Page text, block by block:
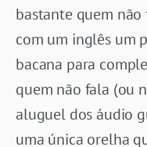
bastante quem
com um inglês um
bacana para
quem não fala (ou
aluguel dos áudio
uma única orelha